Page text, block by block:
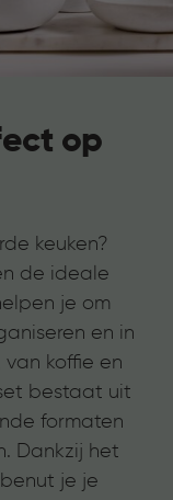
op
keuken?
de ideale
je om
en in
koffie en
bestaat uit
formaten
Dankzij het
je je